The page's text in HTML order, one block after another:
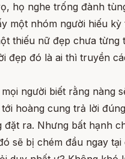
họ nghe trống đành
một nhóm người hiếu kỳ
thiếu nữ đẹp chưa từng
đẹp đó là ai thì truyền
người biết rằng nàng
hoàng cung trả lời
đặt ra. Nhưng bất hạnh
sẽ bị chém đầu ngay tại